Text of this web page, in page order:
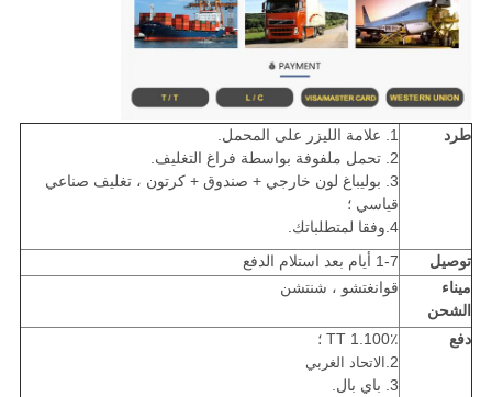
طرد
1. علامة الليزر على المحمل.
2. تحمل ملفوفة بواسطة فراغ التغليف.
3. بوليباغ لون خارجي + صندوق + كرتون ، تغليف صناعي
قياسي ؛
4.وفقا لمتطلباتك.
توصيل
1-7 أيام بعد استلام الدفع
ميناء
الشحن
قوانغتشو ، شنتشن
دفع
1.100٪ TT ؛
2. الاتحاد الغربي
3. باي بال.